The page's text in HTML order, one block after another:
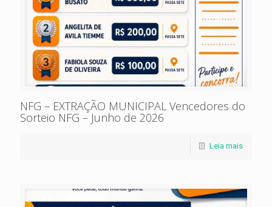
NFG – EXTRAÇÃO MUNICIPAL Vencedores do
Sorteio NFG – Junho de 2026
Leia mais